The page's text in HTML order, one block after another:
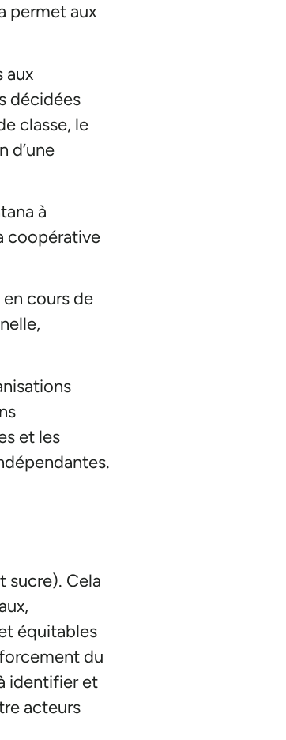
permet aux
aux
décidées
classe, le
d’une
à
coopérative
cours de
et les
sucre). Cela
équitables
du
identifier et
acteurs